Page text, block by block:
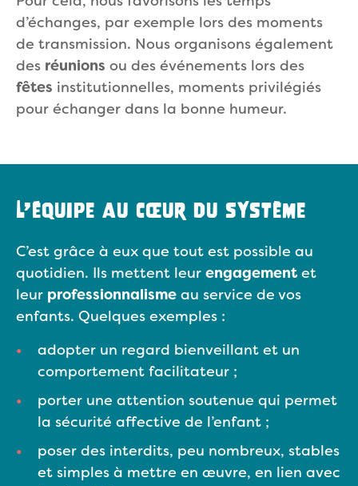
d’échanges, par exemple lors des moments
de transmission. Nous organisons également
des réunions ou des événements lors des
fêtes institutionnelles, moments privilégiés
pour échanger dans la bonne humeur.
L’équipe au cœur du système
C’est grâce à eux que tout est possible au
quotidien. Ils mettent leur engagement et
leur professionnalisme au service de vos
enfants. Quelques exemples :
adopter un regard bienveillant et un
comportement facilitateur ;
porter une attention soutenue qui permet
la sécurité affective de l’enfant ;
poser des interdits, peu nombreux, stables
et simples à mettre en œuvre, en lien avec